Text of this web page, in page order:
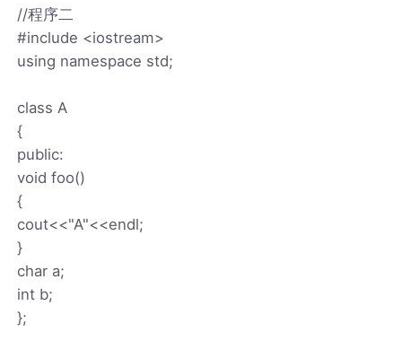
//程序二
#include <iostream>
using namespace std;
class A
{
public:
void foo()
{
cout<<"A"<<endl;
}
char a;
int b;
};